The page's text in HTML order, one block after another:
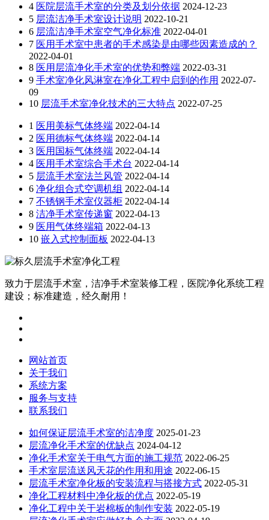
4 医院层流手术室的分类及划分依据 2024-12-23
5 层流洁净手术室设计说明 2022-10-21
6 层流洁净手术室空气净化标准 2022-04-01
7 医用手术室中患者的手术感染是由哪些因素造成的？
2022-04-01
8 医用层流净化手术室的优势和弊端 2022-03-31
9 手术室净化风淋室在净化工程中启到的作用 2022-07-
09
10 层流手术室净化技术的三大特点 2022-07-25
1 医用美标气体终端 2022-04-14
2 医用德标气体终端 2022-04-14
3 医用国标气体终端 2022-04-14
4 医用手术室综合手术台 2022-04-14
5 层流手术室法兰风管 2022-04-14
6 净化组合式空调机组 2022-04-14
7 不锈钢手术室仪器柜 2022-04-14
8 洁净手术室传递窗 2022-04-13
9 医用气体终端箱 2022-04-13
10 嵌入式控制面板 2022-04-13
致力于层流手术室，洁净手术室装修工程，医院净化系统工程
建设；标准建造，经久耐用！
网站首页
关于我们
系统方案
服务与支持
联系我们
如何保证层流手术室的洁净度 2025-01-23
层流净化手术室的优缺点 2024-04-12
净化手术室关于电气方面的施工规范 2022-06-25
手术室层流送风天花的作用和用途 2022-06-15
层流手术室净化板的安装流程与搭接方式 2022-05-31
净化工程材料中净化板的优点 2022-05-19
净化工程中关于岩棉板的制作安装 2022-05-19